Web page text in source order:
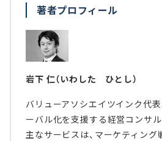
著者プロフィール
岩下 仁（いわした ひとし）
バリューアソシエイツインク代
ーバル化を支援する経営コンサル
主なサービスは、マーケティング